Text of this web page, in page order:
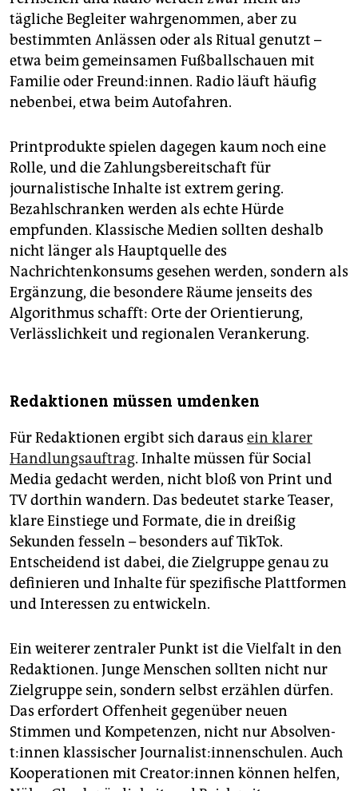
tägliche Begleiter wahrgenommen, aber zu
bestimmten Anlässen oder als Ritual genutzt –
etwa beim gemeinsamen Fußballschauen mit
Familie oder Freund:innen. Radio läuft häufig
nebenbei, etwa beim Autofahren.
Printprodukte spielen dagegen kaum noch eine
Rolle, und die Zahlungsbereitschaft für
journalistische Inhalte ist extrem gering.
Bezahlschranken werden als echte Hürde
empfunden. Klassische Medien sollten deshalb
nicht länger als Hauptquelle des
Nachrichtenkonsums gesehen werden, sondern als
Ergänzung, die besondere Räume jenseits des
Algorithmus schafft: Orte der Orientierung,
Verlässlichkeit und regionalen Verankerung.
Redaktionen müssen umdenken
Für Redaktionen ergibt sich daraus ein klarer
Handlungsauftrag. Inhalte müssen für Social
Media gedacht werden, nicht bloß von Print und
TV dorthin wandern. Das bedeutet starke Teaser,
klare Einstiege und Formate, die in dreißig
Sekunden fesseln – besonders auf TikTok.
Entscheidend ist dabei, die Zielgruppe genau zu
definieren und Inhalte für spezifische Plattformen
und Interessen zu entwickeln.
Ein weiterer zentraler Punkt ist die Vielfalt in den
Redaktionen. Junge Menschen sollten nicht nur
Zielgruppe sein, sondern selbst erzählen dürfen.
Das erfordert Offenheit gegenüber neuen
Stimmen und Kompetenzen, nicht nur Ab­sol­ven­
t:in­nen klassischer Journalist:innenschulen. Auch
Kooperationen mit Crea­to­r:in­nen können helfen,